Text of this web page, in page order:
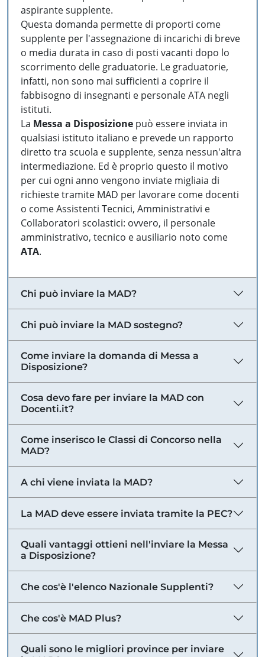
aspirante supplente.
Questa domanda permette di proporti come
supplente per l'assegnazione di incarichi di breve
o media durata in caso di posti vacanti dopo lo
scorrimento delle graduatorie. Le graduatorie,
infatti, non sono mai sufficienti a coprire il
fabbisogno di insegnanti e personale ATA negli
istituti.
La Messa a Disposizione può essere inviata in
qualsiasi istituto italiano e prevede un rapporto
diretto tra scuola e supplente, senza nessun'altra
intermediazione. Ed è proprio questo il motivo
per cui ogni anno vengono inviate migliaia di
richieste tramite MAD per lavorare come docenti
o come Assistenti Tecnici, Amministrativi e
Collaboratori scolastici: ovvero, il personale
amministrativo, tecnico e ausiliario noto come
ATA.
Chi può inviare la MAD?
Chi può inviare la MAD sostegno?
Come inviare la domanda di Messa a
Disposizione?
Cosa devo fare per inviare la MAD con
Docenti.it?
Come inserisco le Classi di Concorso nella
MAD?
A chi viene inviata la MAD?
La MAD deve essere inviata tramite la PEC?
Quali vantaggi ottieni nell'inviare la Messa
a Disposizione?
Che cos'è l'elenco Nazionale Supplenti?
Che cos'è MAD Plus?
Quali sono le migliori province per inviare